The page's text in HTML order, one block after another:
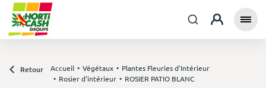
Retour Accueil Végétaux
Plantes Fleuries d'Intérieur
Rosier d'intérieur
ROSIER PATIO BLANC